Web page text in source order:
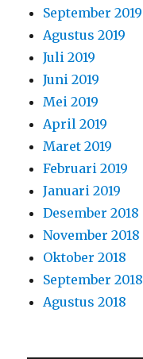
September 2019
Agustus 2019
Juli 2019
Juni 2019
Mei 2019
April 2019
Maret 2019
Februari 2019
Januari 2019
Desember 2018
November 2018
Oktober 2018
September 2018
Agustus 2018